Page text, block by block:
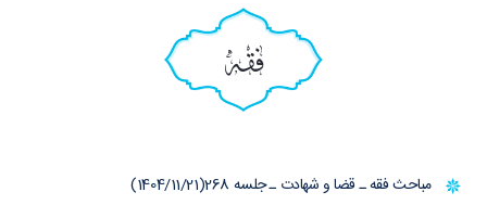
فقه
مباحث فقه ـ قضا و شهادت ـ جلسه 268(1404/11/21)